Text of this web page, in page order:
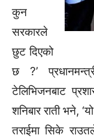
कुन
सरकारले
छुट दिएको
छ ?’
टेलिभिजनबाट
शनिबार राती भने,
तराईमा सिके